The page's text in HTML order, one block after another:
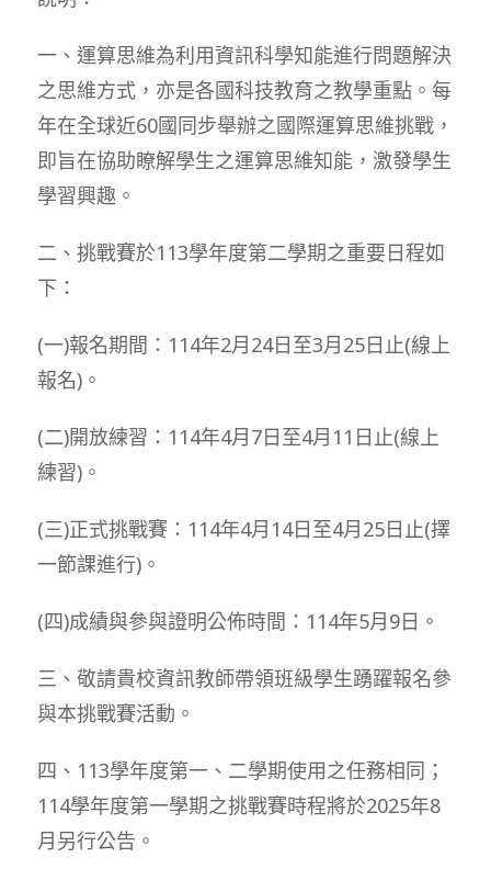
一、運算思維為利用資訊科學知能進行問題解決
之思維方式，亦是各國科技教育之教學重點。每
年在全球近60國同步舉辦之國際運算思維挑戰，
即旨在協助瞭解學生之運算思維知能，激發學生
學習興趣。
二、挑戰賽於113學年度第二學期之重要日程如
下：
(一)報名期間：114年2月24日至3月25日止(線上
報名)。
(二)開放練習：114年4月7日至4月11日止(線上
練習)。
(三)正式挑戰賽：114年4月14日至4月25日止(擇
一節課進行)。
(四)成績與參與證明公佈時間：114年5月9日。
三、敬請貴校資訊教師帶領班級學生踴躍報名參
與本挑戰賽活動。
四、113學年度第一、二學期使用之任務相同；
114學年度第一學期之挑戰賽時程將於2025年8
月另行公告。